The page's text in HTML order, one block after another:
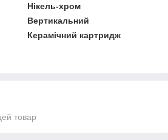
Нікель-хром
Вертикальний
Керамічний картридж
товар